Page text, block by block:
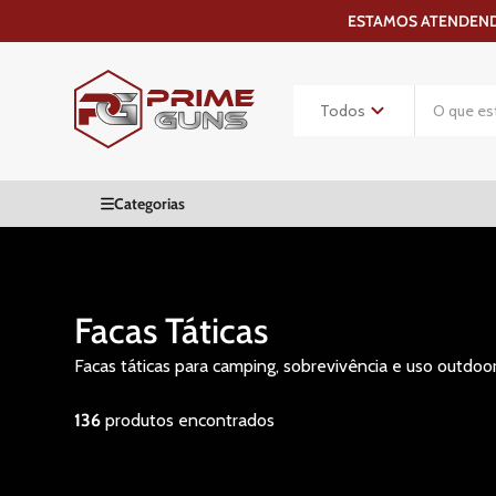
ESTAMOS
Facas Táticas
Facas táticas para camping, sobrevivência e uso
136produtos